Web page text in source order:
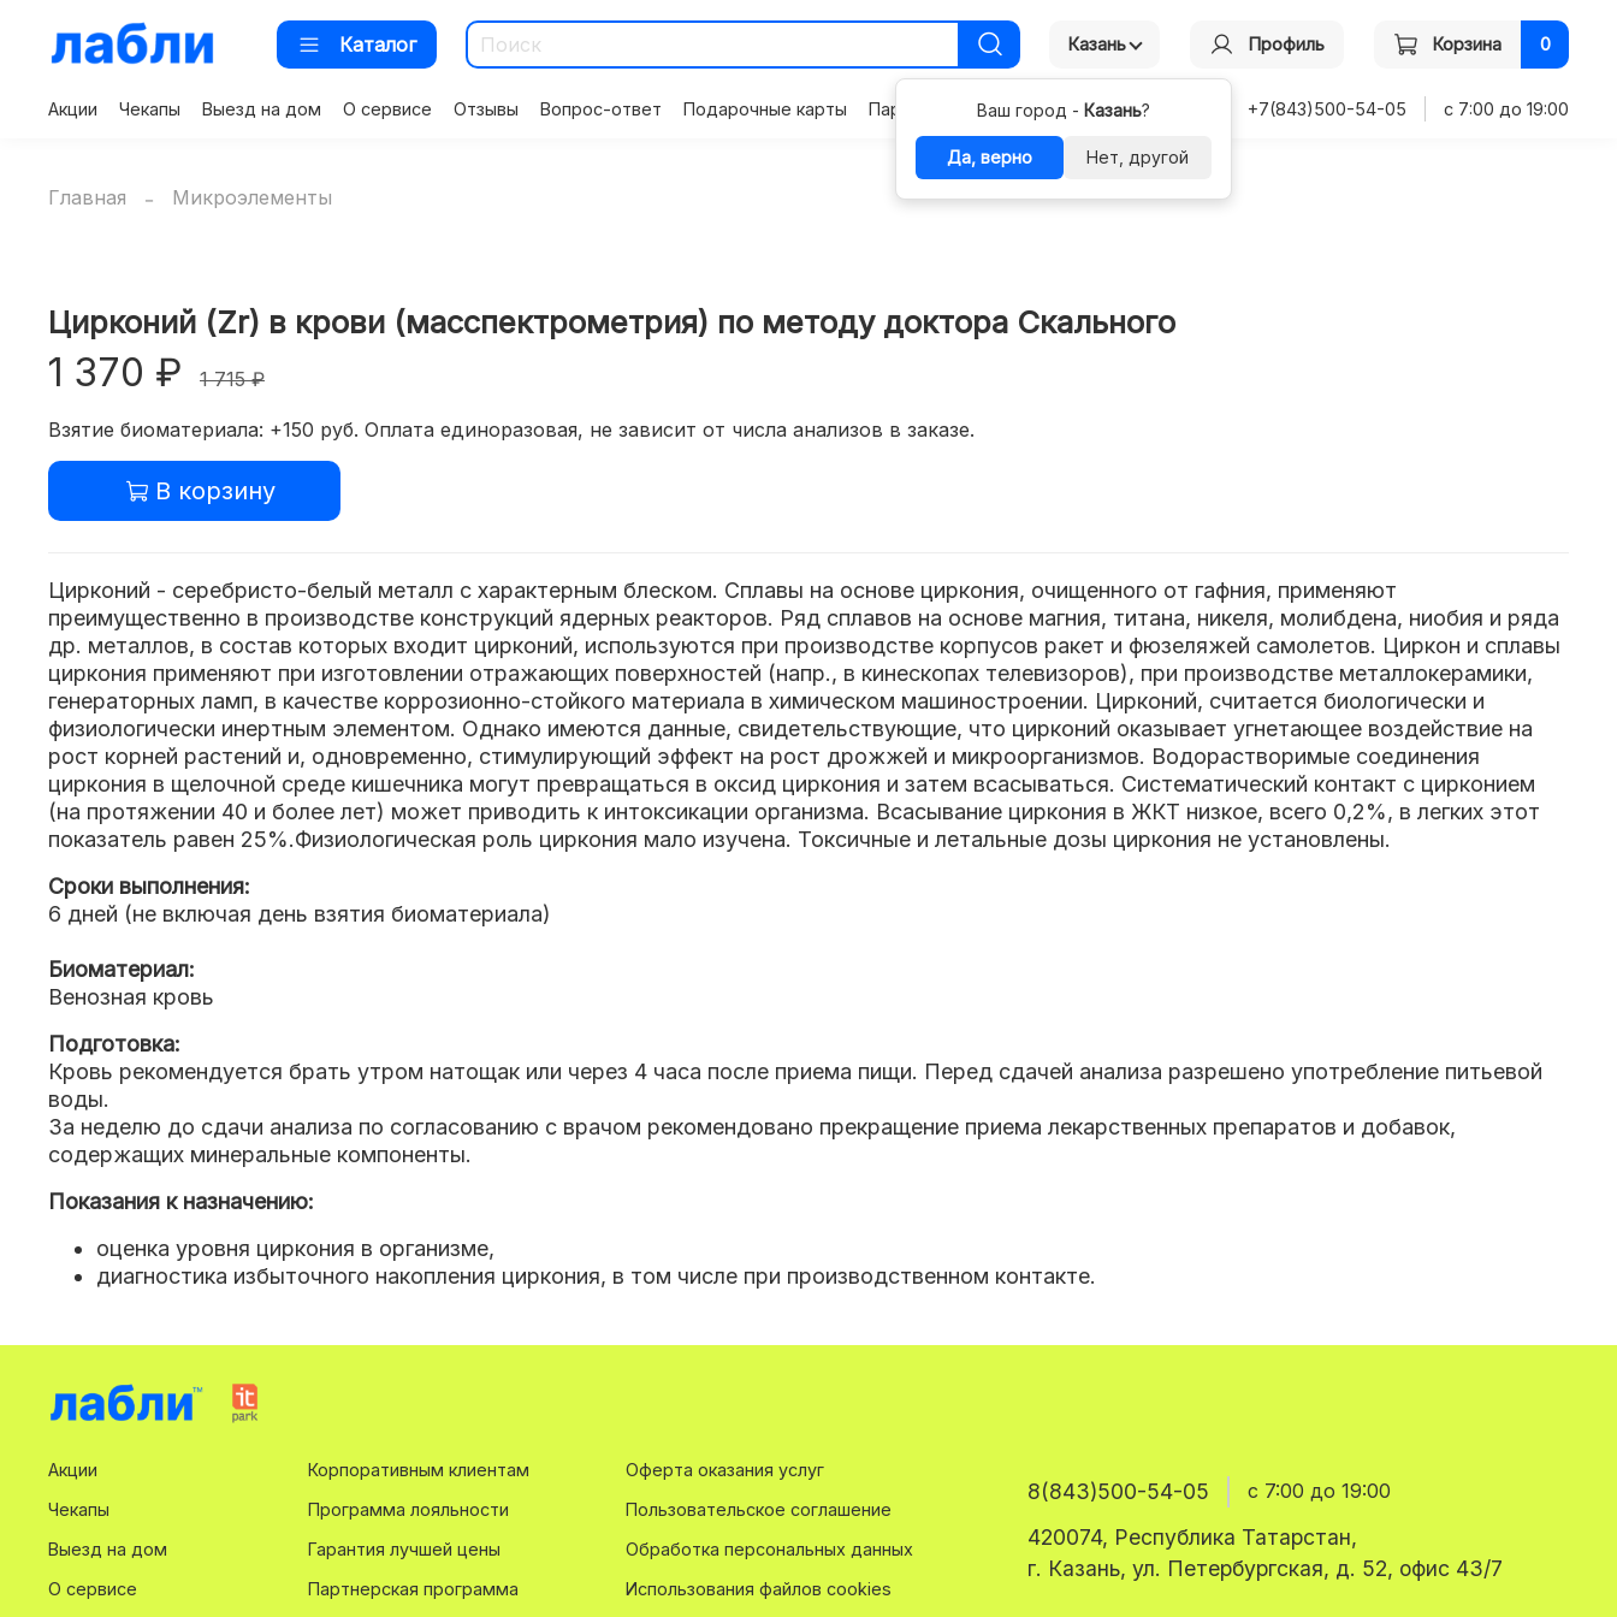
Каталог Казань
Ваш город - Казань?
Да, верно Нет, другой
Профиль Корзина 0
Акции Чекапы Выезд на дом О сервисе Отзывы Вопрос-ответ Подарочные карты Партнерам Контакты +7(843)500-54-05 с 7:00 до 19:00
Главная Микроэлементы
Цирконий (Zr) в крови (масспектрометрия) по методу доктора Скального
1 370 ₽ 1 715 ₽
Взятие биоматериала: +150 руб. Оплата единоразовая, не зависит от числа анализов в заказе.
В корзину
Цирконий - серебристо-белый металл с характерным блеском. Сплавы на основе циркония, очищенного от гафния, применяют
преимущественно в производстве конструкций ядерных реакторов. Ряд сплавов на основе магния, титана, никеля, молибдена, ниобия и ряда
др. металлов, в состав которых входит цирконий, используются при производстве корпусов ракет и фюзеляжей самолетов. Циркон и сплавы
циркония применяют при изготовлении отражающих поверхностей (напр., в кинескопах телевизоров), при производстве металлокерамики,
генераторных ламп, в качестве коррозионно-стойкого материала в химическом машиностроении. Цирконий, считается биологически и
физиологически инертным элементом. Однако имеются данные, свидетельствующие, что цирконий оказывает угнетающее воздействие на
рост корней растений и, одновременно, стимулирующий эффект на рост дрожжей и микроорганизмов. Водорастворимые соединения
циркония в щелочной среде кишечника могут превращаться в оксид циркония и затем всасываться. Систематический контакт с цирконием
(на протяжении 40 и более лет) может приводить к интоксикации организма. Всасывание циркония в ЖКТ низкое, всего 0,2%, в легких этот
показатель равен 25%.Физиологическая роль циркония мало изучена. Токсичные и летальные дозы циркония не установлены.
Сроки выполнения:
6 дней (не включая день взятия биоматериала)
Биоматериал:
Венозная кровь
Подготовка:
Кровь рекомендуется брать утром натощак или через 4 часа после приема пищи. Перед сдачей анализа разрешено употребление питьевой
воды.
За неделю до сдачи анализа по согласованию с врачом рекомендовано прекращение приема лекарственных препаратов и добавок,
содержащих минеральные компоненты.
Показания к назначению:
оценка уровня циркония в организме,
диагностика избыточного накопления циркония, в том числе при производственном контакте.
Акции
Чекапы
Выезд на дом
О сервисе
Корпоративным клиентам
Программа лояльности
Гарантия лучшей цены
Партнерская программа
Оферта оказания услуг
Пользовательское соглашение
Обработка персональных данных
Использования файлов cookies
8(843)500-54-05 с 7:00 до 19:00
420074, Республика Татарстан,
г. Казань, ул. Петербургская, д. 52, офис 43/7